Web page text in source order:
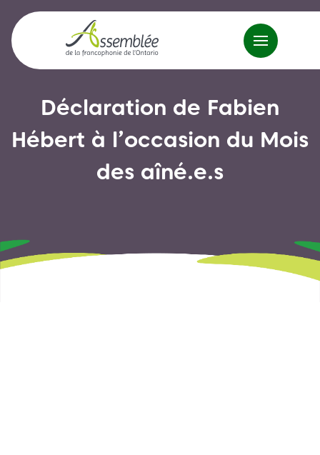
Déclaration de Fabien
Hébert à l’occasion du Mois
des aîné.e.s